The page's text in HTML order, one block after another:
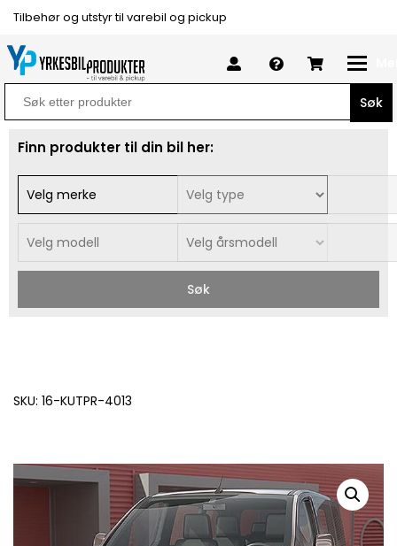
Tilbehør og utstyr til varebil og pickup
Search
for:
Finn produkter til din bil her:
Søk
SKU: 16-KUTPR-4013